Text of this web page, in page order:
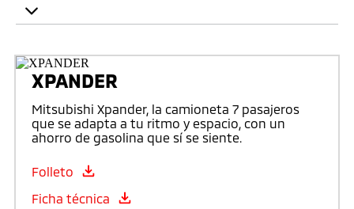
XPANDER
Mitsubishi Xpander, la camioneta 7 pasajeros
que se adapta a tu ritmo y espacio, con un
ahorro de gasolina que sí se siente.
Folleto
Ficha técnica